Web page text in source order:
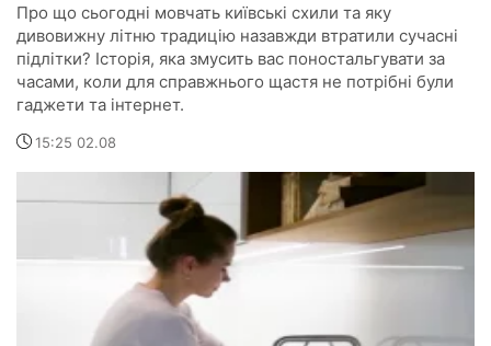
Про що сьогодні мовчать київські схили та яку
дивовижну літню традицію назавжди втратили сучасні
підлітки? Історія, яка змусить вас поностальгувати за
часами, коли для справжнього щастя не потрібні були
гаджети та інтернет.
15:25 02.08